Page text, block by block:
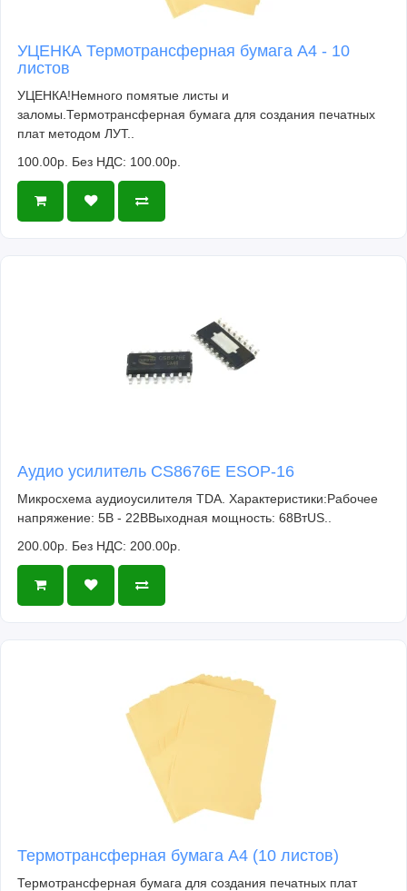
УЦЕНКА Термотрансферная бумага А4 - 10
листов
УЦЕНКА!Немного помятые листы и
заломы.Термотрансферная бумага для создания печатных
плат методом ЛУТ..
100.00р. Без НДС: 100.00р.
Аудио усилитель CS8676E ESOP-16
Микросхема аудиоусилителя TDA. Характеристики:Рабочее
напряжение: 5В - 22ВВыходная мощность: 68ВтUS..
200.00р. Без НДС: 200.00р.
Термотрансферная бумага А4 (10 листов)
Термотрансферная бумага для создания печатных плат